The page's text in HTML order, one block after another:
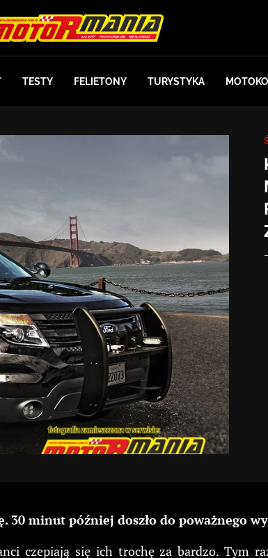
TESTY FELIETONY TURYSTYKA
30 minut później doszło do poważnego
czepiają się ich trochę za bardzo. Tym